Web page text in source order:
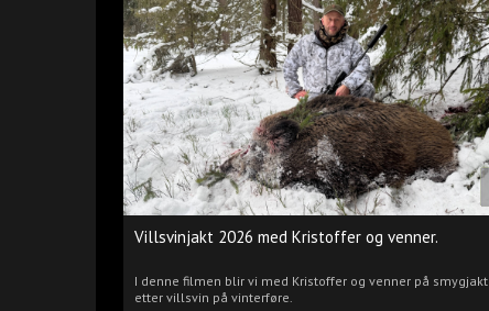
Villsvinjakt 2026 med Kristoffer og venner.
I denne filmen blir vi med Kristoffer og venner på smygjakt
etter villsvin på vinterføre.